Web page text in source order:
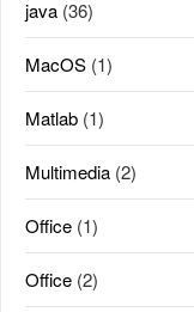
java (36)
MacOS (1)
Matlab (1)
Multimedia (2)
Office (1)
Office (2)